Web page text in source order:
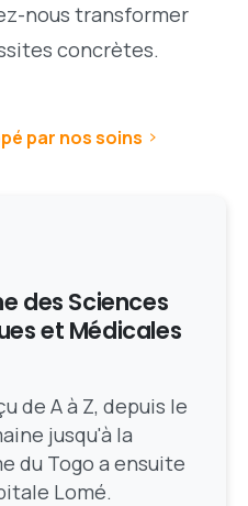
nous transformer
concrètes.
par nos soins
des Sciences
et Médicales
de A à Z, depuis le
jusqu'à la
du Togo a ensuite
Lomé.